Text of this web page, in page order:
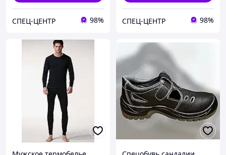
СПЕЦ-ЦЕНТР 98% СПЕЦ-ЦЕНТР 98%